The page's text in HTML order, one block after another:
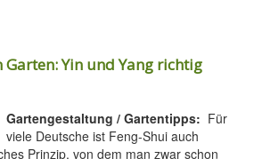
Garten: Yin und Yang richtig
Gartengestaltung / Gartentipps: Für
viele Deutsche ist Feng-Shui auch
Prinzip, von dem man zwar schon